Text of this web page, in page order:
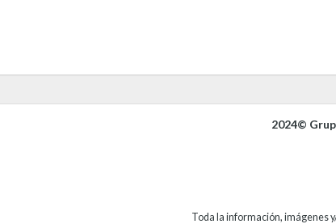
2024©
Toda la información, imágenes